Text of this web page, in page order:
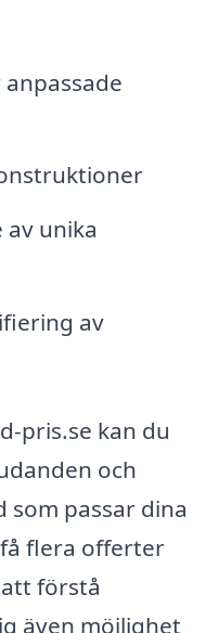
av unika
av
pris.se kan du
och
passar dina
flera offerter
förstå
även möjlighet